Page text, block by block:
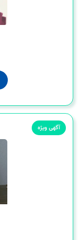
آگهی ویژه